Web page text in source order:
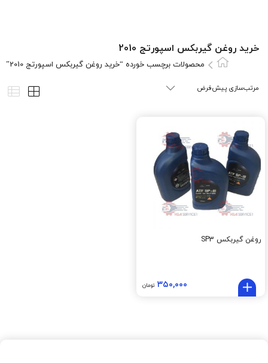
خرید روغن گیربکس اسپورتج 2010
محصولات برچسب خورده “خرید روغن گیربکس اسپورتج 2010”
روغن گيربکس SP3
۳۵۰,۰۰۰ تومان